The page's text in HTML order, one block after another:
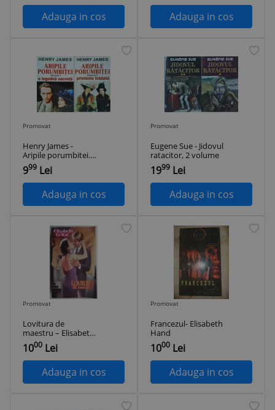
Adauga in cos
Adauga in cos
Promovat
Henry James -
Aripile porumbitei. 2
volume
999 Lei
Adauga in cos
Promovat
Eugene Sue - Jidovul
ratacitor, 2 volume
1999 Lei
Adauga in cos
Promovat
Lovitura de
maestru – Elisabeth
Gage
1000 Lei
Adauga in cos
Promovat
Francezul- Elisabeth
Hand
1000 Lei
Adauga in cos